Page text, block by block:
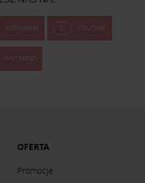
INSTAGRAM YOUTUBE
PINTEREST
OFERTA
Promocje